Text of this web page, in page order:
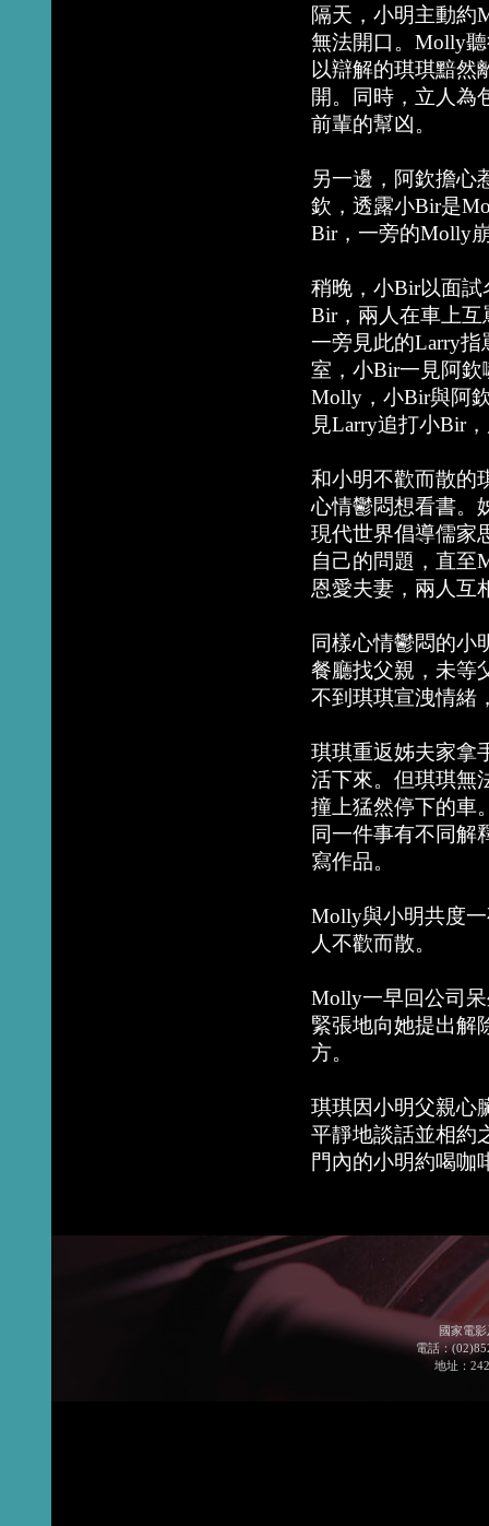
隔天，小明主動約
無法開口。Molly
以辯解的琪琪黯然
開。同時，立人為
前輩的幫凶。
另一邊，阿欽擔心
欽，透露小Bir是
Bir，一旁的Molly
稍晚，小Bir以面
Bir，兩人在車上
一旁見此的Larry
室，小Bir一見阿
Molly，小Bir與阿
見Larry追打小Bir
和小明不歡而散的
心情鬱悶想看書。
現代世界倡導儒家
自己的問題，直至
恩愛夫妻，兩人互
同樣心情鬱悶的小
餐廳找父親，未等
不到琪琪宣洩情緒
琪琪重返姊夫家拿
活下來。但琪琪無
撞上猛然停下的車
同一件事有不同解
寫作品。
Molly與小明共度
人不歡而散。
Molly一早回公司
緊張地向她提出解
方。
琪琪因小明父親心
平靜地談話並相約
門內的小明約喝咖
國家電
電話：
地址：